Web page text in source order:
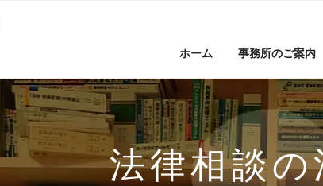
ホーム 事務所のご案内
法律相談